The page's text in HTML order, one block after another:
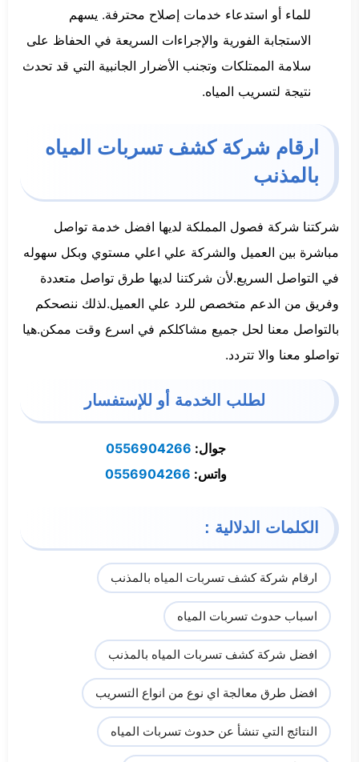
للماء أو استدعاء خدمات إصلاح محترفة. يسهم
الاستجابة الفورية والإجراءات السريعة في الحفاظ على
سلامة الممتلكات وتجنب الأضرار الجانبية التي قد تحدث
نتيجة لتسريب المياه.
ارقام شركة كشف تسربات المياه
بالمذنب
شركتنا شركة فصول المملكة لديها افضل خدمة تواصل
مباشرة بين العميل والشركة علي اعلي مستوي وبكل سهوله
في التواصل السريع.لأن شركتنا لديها طرق تواصل متعددة
وفريق من الدعم متخصص للرد علي العميل.لذلك ننصحكم
بالتواصل معنا لحل جميع مشاكلكم في اسرع وقت ممكن.هيا
تواصلو معنا والا تتردد.
لطلب الخدمة أو للإستفسار
جوال: 0556904266
واتس: 0556904266
الكلمات الدلالية :
ارقام شركة كشف تسربات المياه بالمذنب
اسباب حدوث تسربات المياه
افضل شركة كشف تسربات المياه بالمذنب
افضل طرق معالجة اي نوع من انواع التسريب
النتائج التي تنشأ عن حدوث تسربات المياه